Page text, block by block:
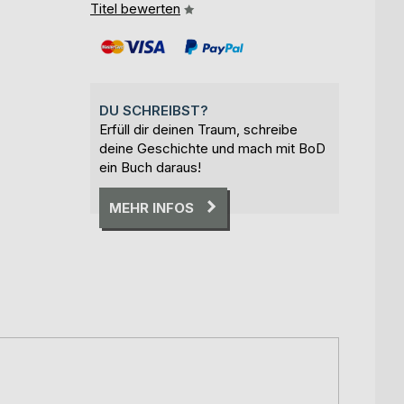
Titel bewerten
DU SCHREIBST?
Erfüll dir deinen Traum, schreibe
deine Geschichte und mach mit BoD
ein Buch daraus!
MEHR INFOS